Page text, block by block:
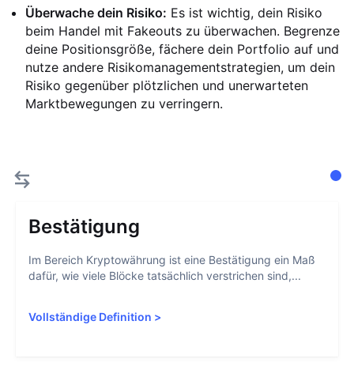
Überwache dein Risiko: Es ist wichtig, dein Risiko
beim Handel mit Fakeouts zu überwachen. Begrenze
deine Positionsgröße, fächere dein Portfolio auf und
nutze andere Risikomanagementstrategien, um dein
Risiko gegenüber plötzlichen und unerwarteten
Marktbewegungen zu verringern.
Bestätigung
Im Bereich Kryptowährung ist eine Bestätigung ein Maß
dafür, wie viele Blöcke tatsächlich verstrichen sind,...
Vollständige Definition >